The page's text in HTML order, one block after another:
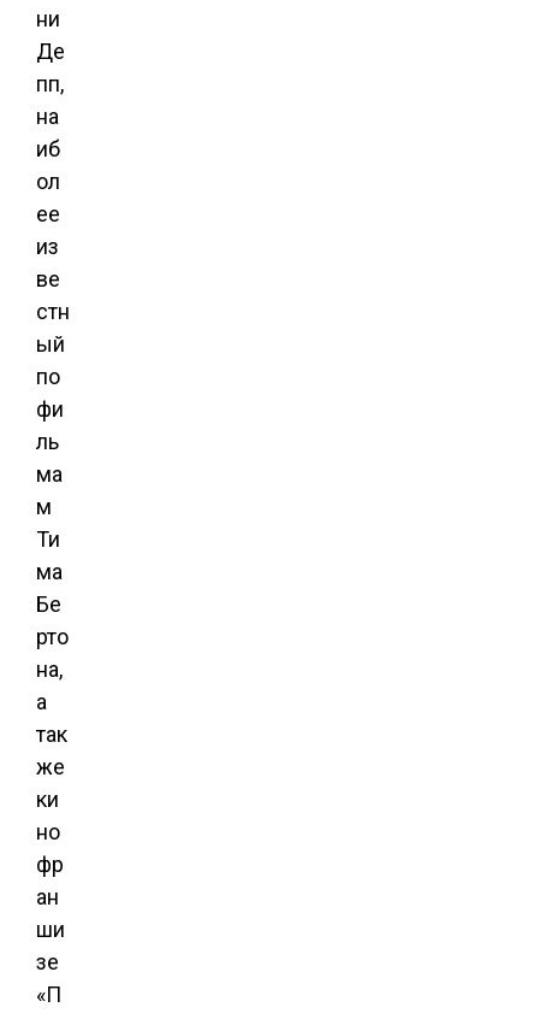
ни
Де
пп,
на
иб
ол
ее
из
ве
стн
ый
по
фи
ль
ма
м
Ти
ма
Бе
рто
на,
а
так
же
ки
но
фр
ан
ши
зе
«П